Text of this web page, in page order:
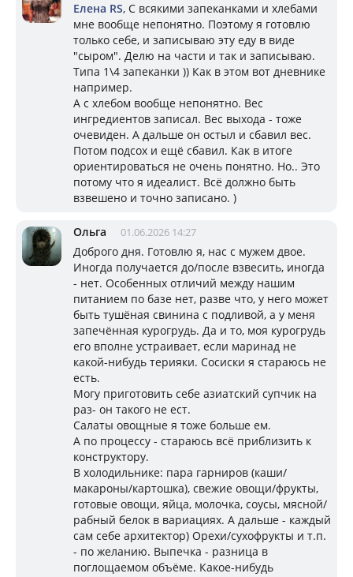
Елена RS, С всякими запеканками и хлебами
мне вообще непонятно. Поэтому я готовлю
только себе, и записываю эту еду в виде
"сыром". Делю на части и так и записываю.
Типа 1\4 запеканки )) Как в этом вот дневнике
например.
А с хлебом вообще непонятно. Вес
ингредиентов записал. Вес выхода - тоже
очевиден. А дальше он остыл и сбавил вес.
Потом подсох и ещё сбавил. Как в итоге
ориентироваться не очень понятно. Но.. Это
потому что я идеалист. Всё должно быть
взвешено и точно записано. )
Ольга 01.06.2026 14:27
Доброго дня. Готовлю я, нас с мужем двое.
Иногда получается до/после взвесить, иногда
- нет. Особенных отличий между нашим
питанием по базе нет, разве что, у него может
быть тушëная свинина с подливой, а у меня
запечëнная курогрудь. Да и то, моя курогрудь
его вполне устраивает, если маринад не
какой-нибудь терияки. Сосиски я стараюсь не
есть.
Могу приготовить себе азиатский супчик на
раз- он такого не ест.
Салаты овощные я тоже больше ем.
А по процессу - стараюсь всë приблизить к
конструктору.
В холодильнике: пара гарниров (каши/
макароны/картошка), свежие овощи/фрукты,
готовые овощи, яйца, молочка, соусы, мясной/
рабный белок в вариациях. А дальше - каждый
сам себе архитектор) Орехи/сухофрукты и т.п.
- по желанию. Выпечка - разница в
поглощаемом объëме. Какое-нибудь